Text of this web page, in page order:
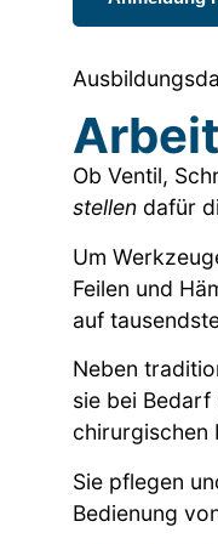
Ob Ventil,
stellen dafür
Um
Feilen und
auf
Neben
sie bei
chirurgischen
Sie pflegen
Bedienung